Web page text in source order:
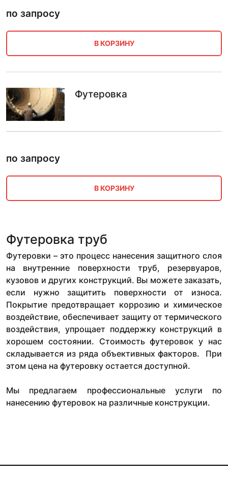
по запросу
В КОРЗИНУ
Футеровка
по запросу
В КОРЗИНУ
Футеровка труб
Футеровки – это процесс нанесения защитного слоя
на внутренние поверхности труб, резервуаров,
кузовов и других конструкций. Вы можете заказать,
если нужно защитить поверхности от износа.
Покрытие предотвращает коррозию и химическое
воздействие, обеспечивает защиту от термического
воздействия, упрощает поддержку конструкций в
хорошем состоянии. Стоимость футеровок у нас
складывается из ряда объективных факторов. При
этом цена на футеровку остается доступной.
Мы предлагаем профессиональные услуги по
нанесению футеровок на различные конструкции.